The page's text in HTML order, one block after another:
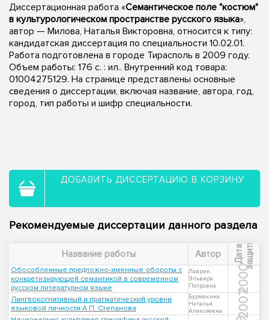
Диссертационная работа «Семантическое поле "костюм"
в культурологическом пространстве русского языка»,
автор — Милова, Наталья Викторовна, относится к типу:
кандидатская диссертация по специальности 10.02.01.
Работа подготовлена в городе Тирасполь в 2009 году.
Объем работы: 176 с. : ил.. Внутренний код товара:
01004275129. На странице представлены основные
сведения о диссертации, включая название, автора, год,
город, тип работы и шифр специальности.
ДОБАВИТЬ ДИССЕРТАЦИЮ В КОРЗИНУ
Рекомендуемые диссертации данного раздела
Название работы Автор Д
а
т
а
з
а
щ
и
т ы
Обособленные предложно-именные обороты с
конкретизирующей семантикой в современном
русском литературном языке
Лаврик,
Эльвира
Петровна
2000
Лингвокогнитивный и прагматический уровни
языковой личности А.П. Степанова
Бурмакина,
Наталья
Алексеевна
2007